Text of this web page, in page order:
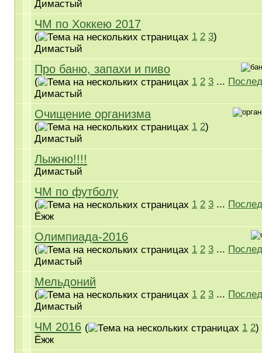
Димастый
ЧМ по Хоккею 2017
( 1 2 3)
Димастый
Про баню, запахи и пиво
( 1 2 3 ...
Димастый
Очищение организма
( 1 2)
Димастый
Лыжню!!!!
Димастый
ЧМ по футболу
( 1 2 3 ...
Ёжж
Олимпиада-2016
( 1 2 3 ...
Димастый
Мельдоний
( 1 2 3 ...
Димастый
ЧМ 2016 ( 1 2)
Ёжж